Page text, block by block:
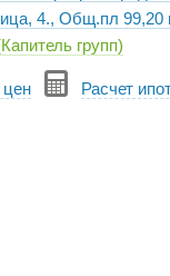
4., Общ.пл 99,20
групп)
цен Расчет